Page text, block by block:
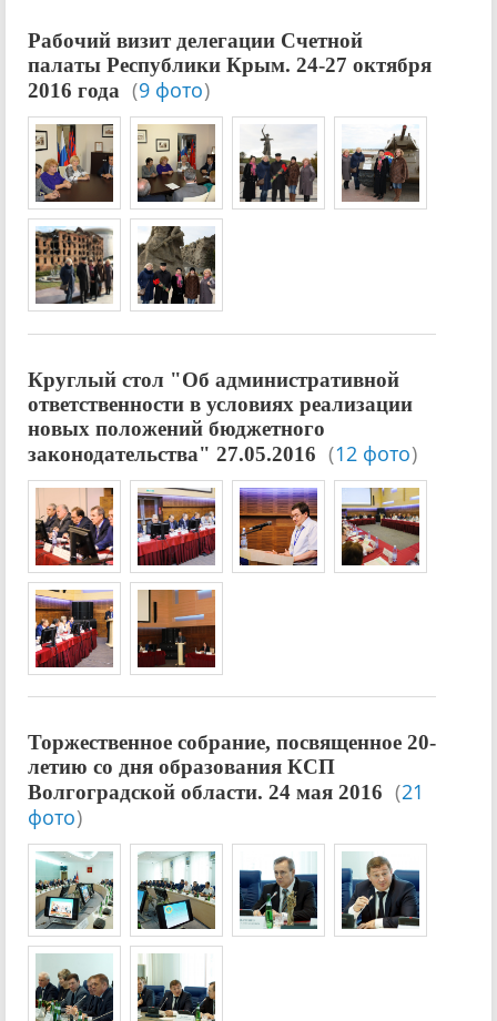
Рабочий визит делегации Счетной
палаты Республики Крым. 24-27 октября
2016 года (9 фото)
Круглый стол "Об административной
ответственности в условиях реализации
новых положений бюджетного
законодательства" 27.05.2016 (12 фото)
Торжественное собрание, посвященное 20-
летию со дня образования КСП
Волгоградской области. 24 мая 2016 (21
фото)